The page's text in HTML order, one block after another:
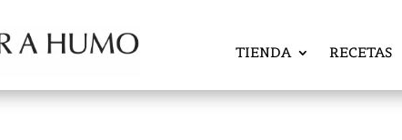
TIENDA RECETAS